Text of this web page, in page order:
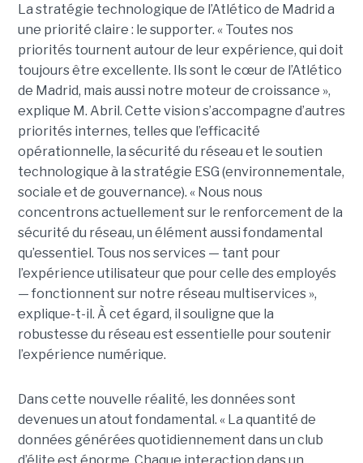
La stratégie technologique de l’Atlético de Madrid a
une priorité claire : le supporter. « Toutes nos
priorités tournent autour de leur expérience, qui doit
toujours être excellente. Ils sont le cœur de l’Atlético
de Madrid, mais aussi notre moteur de croissance »,
explique M. Abril. Cette vision s’accompagne d’autres
priorités internes, telles que l’efficacité
opérationnelle, la sécurité du réseau et le soutien
technologique à la stratégie ESG (environnementale,
sociale et de gouvernance). « Nous nous
concentrons actuellement sur le renforcement de la
sécurité du réseau, un élément aussi fondamental
qu’essentiel. Tous nos services — tant pour
l’expérience utilisateur que pour celle des employés
— fonctionnent sur notre réseau multiservices »,
explique-t-il. À cet égard, il souligne que la
robustesse du réseau est essentielle pour soutenir
l’expérience numérique.
Dans cette nouvelle réalité, les données sont
devenues un atout fondamental. « La quantité de
données générées quotidiennement dans un club